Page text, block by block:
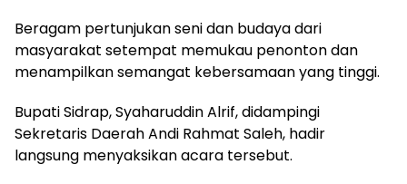
Beragam pertunjukan seni dan budaya dari
masyarakat setempat memukau penonton dan
menampilkan semangat kebersamaan yang tinggi.
Bupati Sidrap, Syaharuddin Alrif, didampingi
Sekretaris Daerah Andi Rahmat Saleh, hadir
langsung menyaksikan acara tersebut.